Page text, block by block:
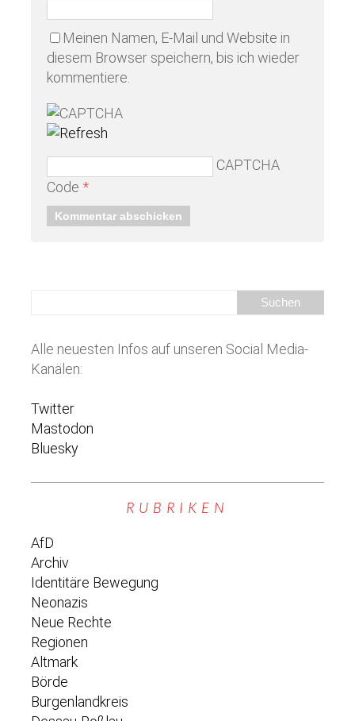
Meinen Namen, E-Mail und Website in
diesem Browser speichern, bis ich wieder
kommentiere.
CAPTCHA
Code *
Alle neuesten Infos auf unseren Social Media-
Kanälen:
Twitter
Mastodon
Bluesky
RUBRIKEN
AfD
Archiv
Identitäre Bewegung
Neonazis
Neue Rechte
Regionen
Altmark
Börde
Burgenlandkreis